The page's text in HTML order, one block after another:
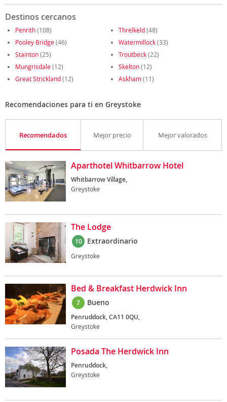
Destinos cercanos
Penrith(108) Threlkeld(48)
Pooley Bridge(46) Watermillock(33)
Stainton(25) Troutbeck(22)
Mungrisdale(12) Skelton(12)
Great Strickland(12) Askham(11)
Recomendaciones para ti en Greystoke
Recomendados Mejor precio Mejor valorados
Aparthotel Whitbarrow Hotel
Whitbarrow Village,
Greystoke
The Lodge
10 Extraordinario
Greystoke
Bed & Breakfast Herdwick Inn
7 Bueno
Penruddock, CA11 0QU,
Greystoke
Posada The Herdwick Inn
Penruddock,
Greystoke